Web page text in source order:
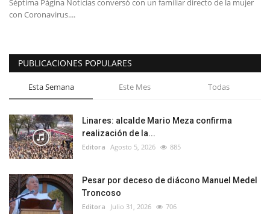
Séptima Página Noticias conversó con un familiar directo de la mujer
con Coronavirus....
PUBLICACIONES POPULARES
Esta Semana Este Mes Todas
Linares: alcalde Mario Meza confirma
realización de la...
Editora Agosto 5, 2026 885
Pesar por deceso de diácono Manuel Medel
Troncoso
Editora Julio 31, 2026 706